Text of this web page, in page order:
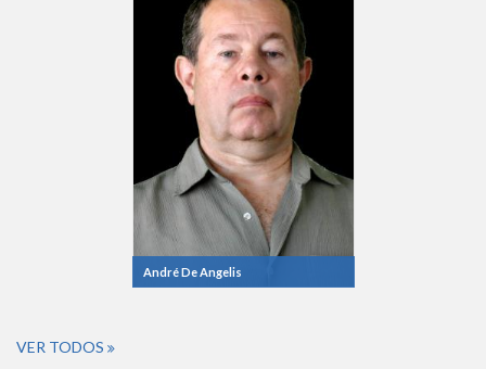
André De Angelis
VER TODOS